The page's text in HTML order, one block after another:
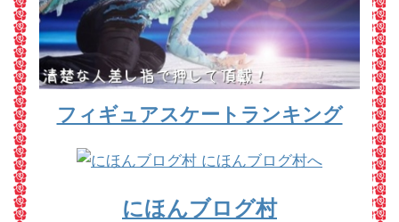
フィギュアスケートランキング
にほんブログ村